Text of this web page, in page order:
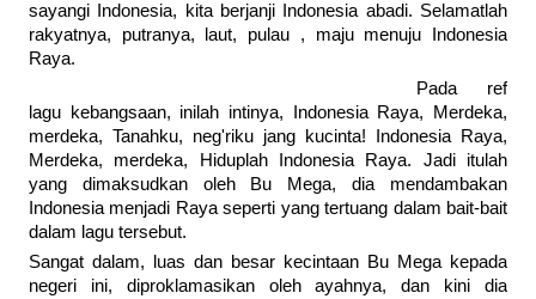
sayangi Indonesia, kita berjanji Indonesia abadi. Selamatlah
rakyatnya, putranya, laut, pulau , maju menuju Indonesia
Raya.
Pada ref
lagu kebangsaan, inilah intinya, Indonesia Raya, Merdeka,
merdeka, Tanahku, neg'riku jang kucinta! Indonesia Raya,
Merdeka, merdeka, Hiduplah Indonesia Raya. Jadi itulah
yang dimaksudkan oleh Bu Mega, dia mendambakan
Indonesia menjadi Raya seperti yang tertuang dalam bait-bait
dalam lagu tersebut.
Sangat dalam, luas dan besar kecintaan Bu Mega kepada
negeri ini, diproklamasikan oleh ayahnya, dan kini dia